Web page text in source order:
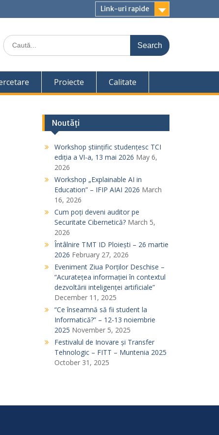
Link-uri rapide
S
e
r
c
h
Proiecte Calitate
Noutăți
Workshop științific studențesc TCI
ediția a VI-a, 13 mai 2026 May 6,
2026
Workshop „Explainable AI in
Education” – IFIP AIAI 2026 March
16, 2026
Cum poți deveni auditor pe
Securitate Cibernetică? March 5,
2026
Întâlnire TMT ID Ploiești – 26 martie
2026 February 27, 2026
Eveniment Ziua Porților Deschise –
“Acuratețea informației în contextul
dezvoltării inteligenței artificiale”
December 11, 2025
“Ce înseamnă să fii student la
Informatică?” – 12-13 noiembrie
2025 November 5, 2025
Festivalul de Inovare și Transfer
Tehnologic – FITT – Muntenia 2025
October 31, 2025